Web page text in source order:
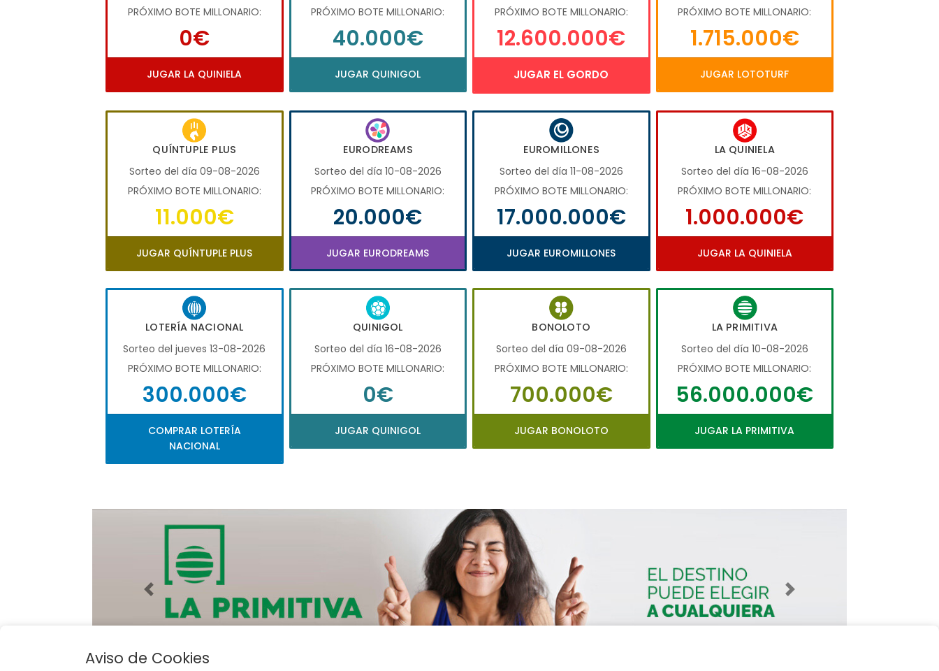
PRÓXIMO BOTE MILLONARIO:
0€
JUGAR LA QUINIELA
PRÓXIMO BOTE MILLONARIO:
40.000€
JUGAR QUINIGOL
PRÓXIMO BOTE MILLONARIO:
12.600.000€
JUGAR EL GORDO
PRÓXIMO BOTE MILLONARIO:
1.715.000€
JUGAR LOTOTURF
QUÍNTUPLE PLUS
Sorteo del día 09-08-2026
PRÓXIMO BOTE MILLONARIO:
11.000€
JUGAR QUÍNTUPLE PLUS
EURODREAMS
Sorteo del día 10-08-2026
PRÓXIMO BOTE MILLONARIO:
20.000€
JUGAR EURODREAMS
EUROMILLONES
Sorteo del día 11-08-2026
PRÓXIMO BOTE MILLONARIO:
17.000.000€
JUGAR EUROMILLONES
LA QUINIELA
Sorteo del día 16-08-2026
PRÓXIMO BOTE MILLONARIO:
1.000.000€
JUGAR LA QUINIELA
LOTERÍA NACIONAL
Sorteo del jueves 13-08-2026
PRÓXIMO BOTE MILLONARIO:
300.000€
COMPRAR LOTERÍA
NACIONAL
QUINIGOL
Sorteo del día 16-08-2026
PRÓXIMO BOTE MILLONARIO:
0€
JUGAR QUINIGOL
BONOLOTO
Sorteo del día 09-08-2026
PRÓXIMO BOTE MILLONARIO:
700.000€
JUGAR BONOLOTO
LA PRIMITIVA
Sorteo del día 10-08-2026
PRÓXIMO BOTE MILLONARIO:
56.000.000€
JUGAR LA PRIMITIVA
Imagen anterior Imagen siguiente
Aviso de Cookies